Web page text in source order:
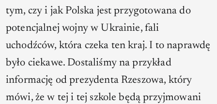
tym, czy i jak Polska jest przygotowana do
potencjalnej wojny w Ukrainie, fali
uchodźców, która czeka ten kraj. I to naprawdę
było ciekawe. Dostaliśmy na przykład
informację od prezydenta Rzeszowa, który
mówi, że w tej i tej szkole będą przyjmowani